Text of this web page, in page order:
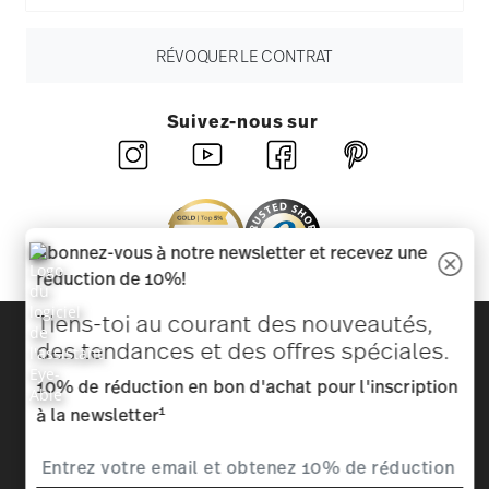
RÉVOQUER LE CONTRAT
Suivez-nous sur
Découvrez toutes nos marques
Beauté et fonctionnalité pour votre maison
Homepage CGV
*Tous les prix avec TVA inclus etplus frais d'expédition.
Abonnez-vous à notre newsletter et recevez une
réduction de 10%!
Tiens-toi au courant des nouveautés,
des tendances et des offres spéciales.
10% de réduction en bon d'achat pour l'inscription
à la newsletter1